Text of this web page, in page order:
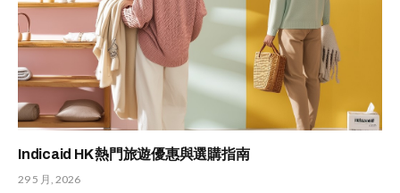
Indicaid HK 熱門旅遊優惠與選購指南
29 5 月, 2026